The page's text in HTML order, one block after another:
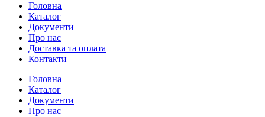
Головна
Каталог
Документи
Про нас
Доставка та оплата
Контакти
Головна
Каталог
Документи
Про нас